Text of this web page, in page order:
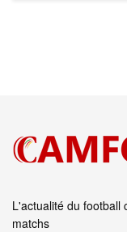
L'actualité du football
matchs